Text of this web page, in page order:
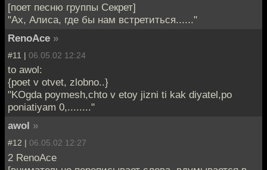
[поет песню группы Секрет]
"Ах, Алиса, где бы нам встретиться......"
RenoAce »
#11 | 06.05.02 12:24
to awol:
{poet v otvet, zlobno..}
"KOgda poymesh,chto v etoy jizni ti kak diyatel,po
poniatiyam 0,........"
awol »
#12 | 06.05.02 12:27
2 RenoAce